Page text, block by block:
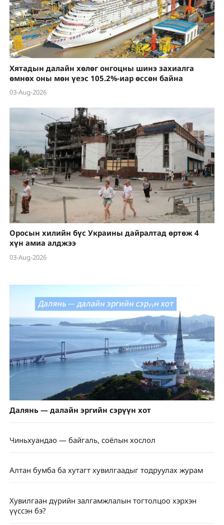
Хятадын далайн хөлөг онгоцны шинэ захиалга
өмнөх оны мөн үеэс 105.2%-иар өссөн байна
03-Aug-2026
Оросын хилийн бүс Украины дайралтад өртөж 4
хүн амиа алджээ
03-Aug-2026
Далянь — далайн эргийн сэрүүн хот
Чиньхуандао — байгаль, соёлын хослол
Алтан бумба ба хутагт хувилгаадыг тодруулах журам
Хувилгаан дүрийн залгамжлалын тогтолцоо хэрхэн
үүссэн бэ?